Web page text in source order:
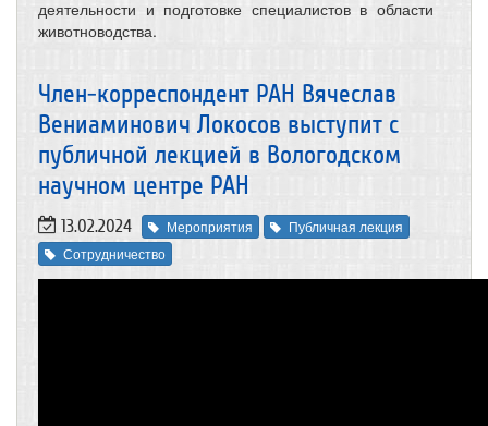
деятельности и подготовке специалистов в области
животноводства.
Член-корреспондент РАН Вячеслав
Вениаминович Локосов выступит с
публичной лекцией в Вологодском
научном центре РАН
13.02.2024 Мероприятия
Публичная лекция
Сотрудничество